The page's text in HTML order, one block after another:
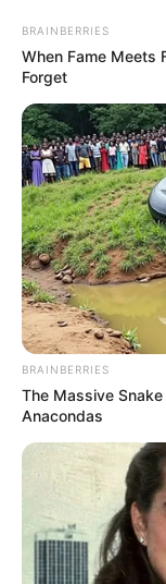
BRAINBERRIES
When Fame Meets
Forget
BRAINBERRIES
The Massive
Anacondas